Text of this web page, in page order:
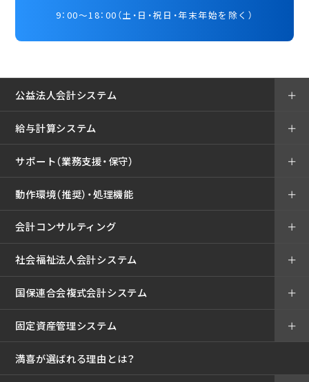
9：00～18：00（土・日・祝日・年末年始を除く）
公益法人会計システム ＋
給与計算システム ＋
サポート（業務支援・保守） ＋
動作環境（推奨）・処理機能 ＋
会計コンサルティング ＋
社会福祉法人会計システム ＋
国保連合会複式会計システム ＋
固定資産管理システム ＋
満喜が選ばれる理由とは？